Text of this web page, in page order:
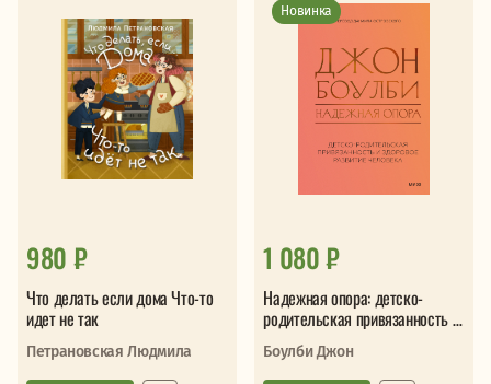
980 ₽
Что делать если дома Что-то
идет не так
Петрановская Людмила
Новинка
1 080 ₽
Надежная опора: детско-
родительская привязанность и
здоровое развитие человека
Боулби Джон